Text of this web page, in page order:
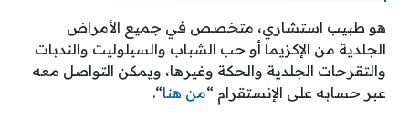
هو طبيب استشاري، متخصص في جميع الأمراض
الجلدية من الإكزيما أو حب الشباب والسيلوليت والندبات
والتقرحات الجلدية والحكة وغيرها، ويمكن التواصل معه
عبر حسابه على الإنستقرام “من هنا“.